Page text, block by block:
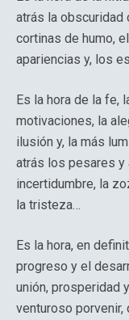
atrás la obscuridad
cortinas de humo,
apariencias y, los
Es la hora de la fe,
motivaciones, la
ilusión y, la más
atrás los pesares y
incertidumbre, la
la tristeza…
Es la hora, en
progreso y el
unión, prosperidad
venturoso porvenir,